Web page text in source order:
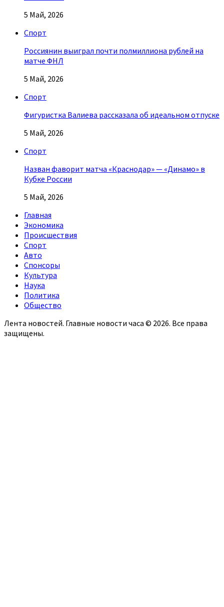
5 Май, 2026
Спорт
Россиянин выиграл почти полмиллиона рублей на
матче ФНЛ
5 Май, 2026
Спорт
Фигуристка Валиева рассказала об идеальном отпуске
5 Май, 2026
Спорт
Назван фаворит матча «Краснодар» — «Динамо» в
Кубке России
5 Май, 2026
Главная
Экономика
Происшествия
Спорт
Авто
Спонсоры
Культура
Наука
Политика
Общество
Лента новостей. Главные новости часа © 2026. Все права
защищены.